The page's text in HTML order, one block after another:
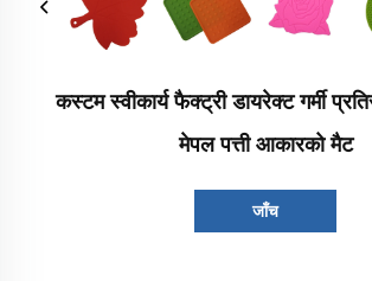
कस्टम स्वीकार्य फैक्ट्री डायरेक्ट गर्मी
मेपल पत्ती आकारको मैट
जाँच